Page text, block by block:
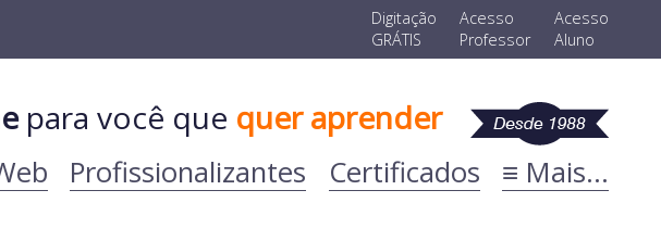
Acesso
Aluno
Acesso
Professor
Digitação
GRÁTIS
para você que quer aprender
≡ Mais...
Certificados
Profissionalizantes